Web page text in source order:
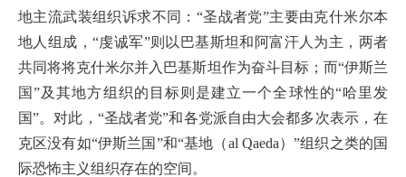
地主流武装组织诉求不同：“圣战者党”主要由克什米尔本
地人组成，“虔诚军”则以巴基斯坦和阿富汗人为主，两者
共同将将克什米尔并入巴基斯坦作为奋斗目标；而“伊斯兰
国”及其地方组织的目标则是建立一个全球性的“哈里发
国”。对此，“圣战者党”和各党派自由大会都多次表示，在
克区没有如“伊斯兰国”和“基地（al Qaeda）”组织之类的国
际恐怖主义组织存在的空间。